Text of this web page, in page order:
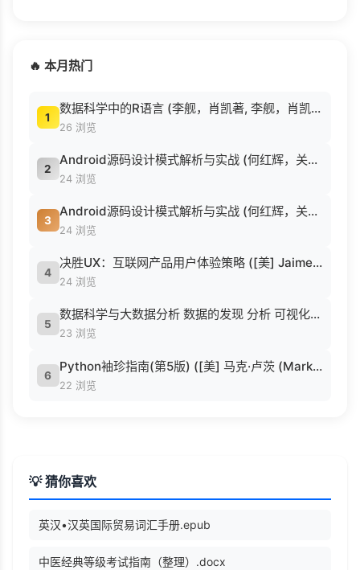
🔥 本月热门
1
数据科学中的R语言 (李舰，肖凯著, 李舰，肖凯著；吴喜之审校, Pdg2Pic).pdf
26 浏览
2
Android源码设计模式解析与实战 (何红辉，关爱民著, 何红辉, 关爱民著, 何红辉, 关爱民).pdf
24 浏览
3
Android源码设计模式解析与实战 (何红辉，关爱民著, 何红辉, 关爱民著, 何红辉, 关爱民).pdf
24 浏览
4
决胜UX：互联网产品用户体验策略 ([美] Jaime Levy [[美] Jaime Levy]).epub
24 浏览
5
数据科学与大数据分析 数据的发现 分析 可视化与表示 ( etc.).epub
23 浏览
6
Python袖珍指南(第5版) ([美] 马克·卢茨 (Mark Lutz) 著 候荣涛 译).pdf
22 浏览
💡 猜你喜欢
英汉•汉英国际贸易词汇手册.epub
中医经典等级考试指南（整理）.docx